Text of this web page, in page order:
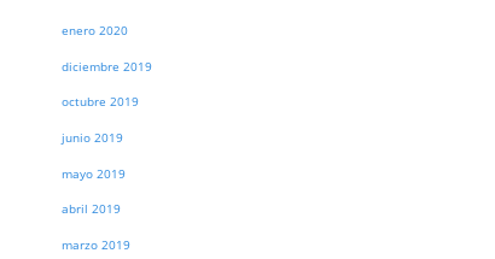
enero 2020
diciembre 2019
octubre 2019
junio 2019
mayo 2019
abril 2019
marzo 2019